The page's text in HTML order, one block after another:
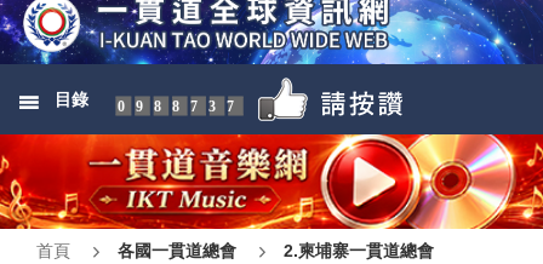
目錄 0988737
首頁 各國一貫道總會 2.柬埔寨一貫道總會